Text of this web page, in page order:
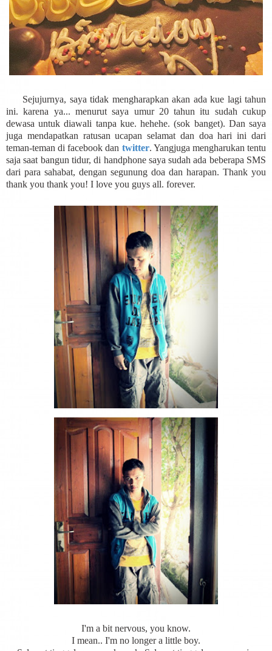
Sejujurnya, saya tidak mengharapkan akan ada kue lagi tahun
ini. karena ya... menurut saya umur 20 tahun itu sudah cukup
dewasa untuk diawali tanpa kue. hehehe. (sok banget). Dan saya
juga mendapatkan ratusan ucapan selamat dan doa hari ini dari
teman-teman di facebook dan twitter. Yangjuga mengharukan tentu
saja saat bangun tidur, di handphone saya sudah ada beberapa SMS
dari para sahabat, dengan segunung doa dan harapan. Thank you
thank you thank you! I love you guys all. forever.
I'm a bit nervous, you know.
I mean.. I'm no longer a little boy.